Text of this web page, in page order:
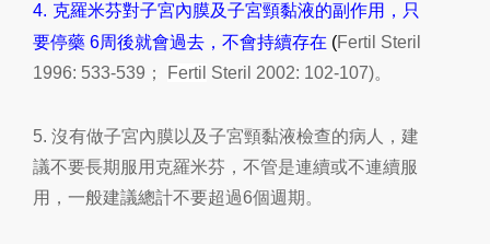
4. 克羅米芬對子宮內膜及子宮頸黏液的副作用，只
要停藥 6周後就會過去，不會持續存在 (Fertil Steril
1996: 533-539 ； Fertil Steril 2002: 102-107)。
5. 沒有做子宮內膜以及子宮頸黏液檢查的病人，建
議不要長期服用克羅米芬，不管是連續或不連續服
用，一般建議總計不要超過6個週期。